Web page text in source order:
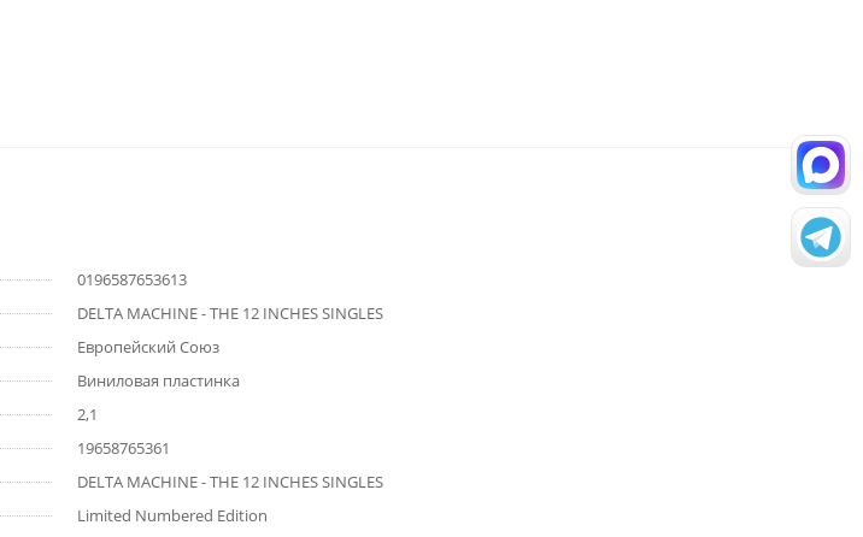
0196587653613
DELTA MACHINE - THE 12 INCHES SINGLES
Европейский Союз
Виниловая пластинка
2,1
19658765361
DELTA MACHINE - THE 12 INCHES SINGLES
Limited Numbered Edition